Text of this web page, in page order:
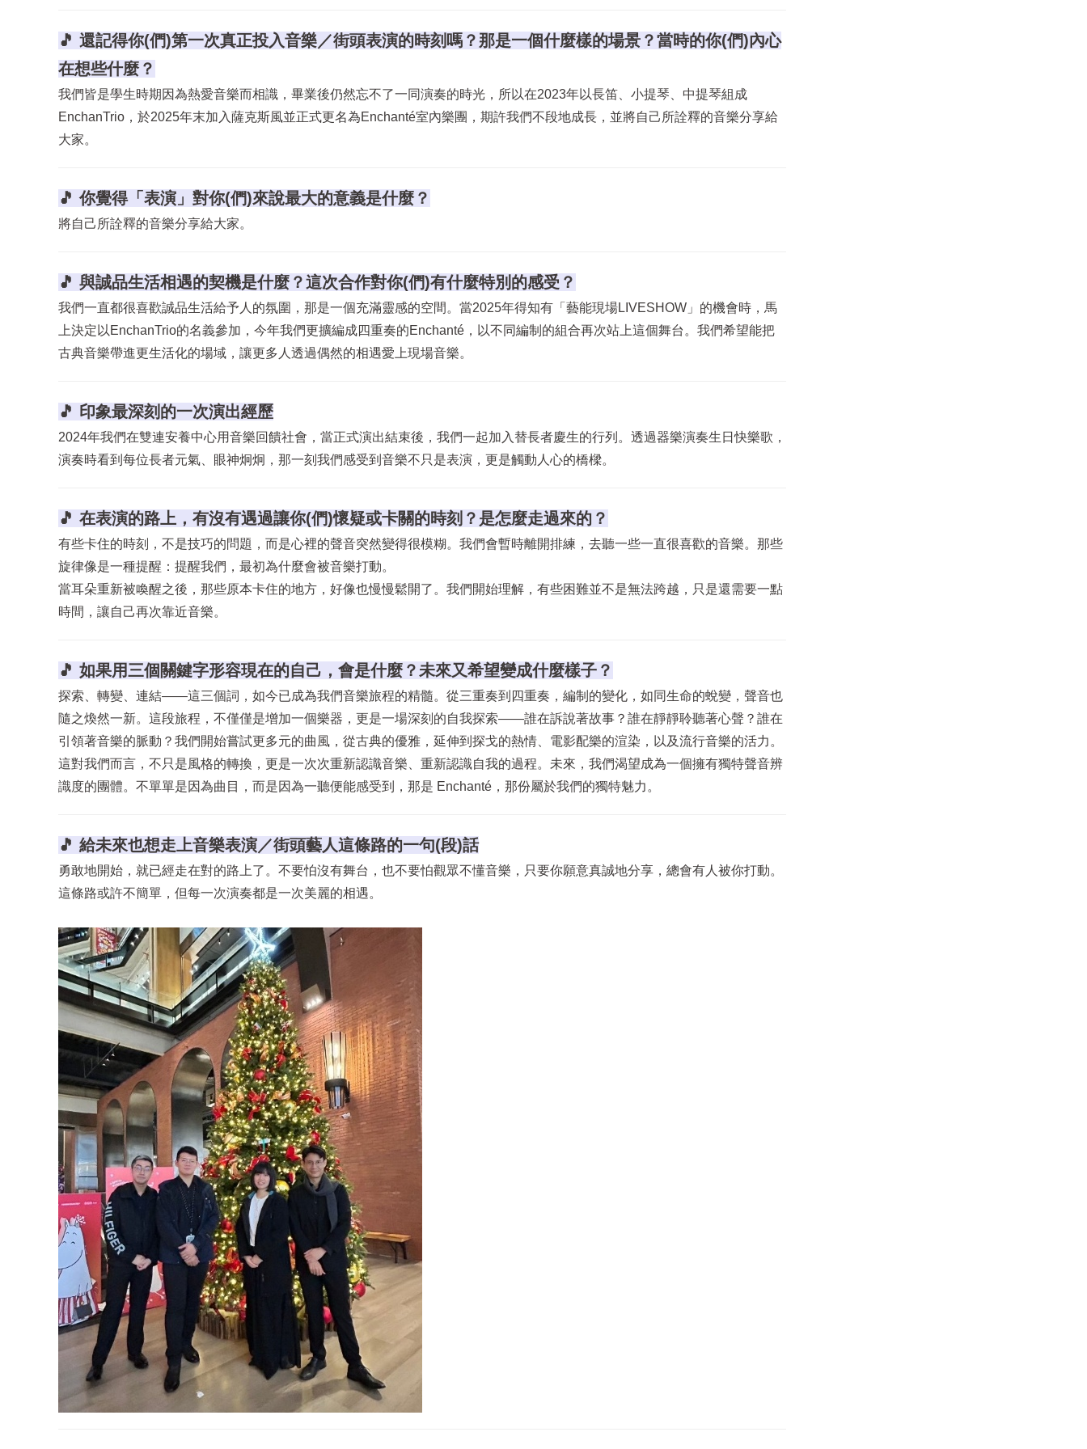
🎵 還記得你(們)第一次真正投入音樂／街頭表演的時刻嗎？那是一個什麼樣的場景？當時的你(們)內心
在想些什麼？
我們皆是學生時期因為熱愛音樂而相識，畢業後仍然忘不了一同演奏的時光，所以在2023年以長笛、小提琴、中提琴組成
EnchanTrio，於2025年末加入薩克斯風並正式更名為Enchanté室內樂團，期許我們不段地成長，並將自己所詮釋的音樂分享給
大家。
🎵 你覺得「表演」對你(們)來說最大的意義是什麼？
將自己所詮釋的音樂分享給大家。
🎵 與誠品生活相遇的契機是什麼？這次合作對你(們)有什麼特別的感受？
我們一直都很喜歡誠品生活給予人的氛圍，那是一個充滿靈感的空間。當2025年得知有「藝能現場LIVESHOW」的機會時，馬
上決定以EnchanTrio的名義參加，今年我們更擴編成四重奏的Enchanté，以不同編制的組合再次站上這個舞台。我們希望能把
古典音樂帶進更生活化的場域，讓更多人透過偶然的相遇愛上現場音樂。
🎵 印象最深刻的一次演出經歷
2024年我們在雙連安養中心用音樂回饋社會，當正式演出結束後，我們一起加入替長者慶生的行列。透過器樂演奏生日快樂歌，
演奏時看到每位長者元氣、眼神炯炯，那一刻我們感受到音樂不只是表演，更是觸動人心的橋樑。
🎵 在表演的路上，有沒有遇過讓你(們)懷疑或卡關的時刻？是怎麼走過來的？
有些卡住的時刻，不是技巧的問題，而是心裡的聲音突然變得很模糊。我們會暫時離開排練，去聽一些一直很喜歡的音樂。那些
旋律像是一種提醒：提醒我們，最初為什麼會被音樂打動。
當耳朵重新被喚醒之後，那些原本卡住的地方，好像也慢慢鬆開了。我們開始理解，有些困難並不是無法跨越，只是還需要一點
時間，讓自己再次靠近音樂。
🎵 如果用三個關鍵字形容現在的自己，會是什麼？未來又希望變成什麼樣子？
探索、轉變、連結——這三個詞，如今已成為我們音樂旅程的精髓。從三重奏到四重奏，編制的變化，如同生命的蛻變，聲音也
隨之煥然一新。這段旅程，不僅僅是增加一個樂器，更是一場深刻的自我探索——誰在訴說著故事？誰在靜靜聆聽著心聲？誰在
引領著音樂的脈動？我們開始嘗試更多元的曲風，從古典的優雅，延伸到探戈的熱情、電影配樂的渲染，以及流行音樂的活力。
這對我們而言，不只是風格的轉換，更是一次次重新認識音樂、重新認識自我的過程。未來，我們渴望成為一個擁有獨特聲音辨
識度的團體。不單單是因為曲目，而是因為一聽便能感受到，那是 Enchanté，那份屬於我們的獨特魅力。
🎵 給未來也想走上音樂表演／街頭藝人這條路的一句(段)話
勇敢地開始，就已經走在對的路上了。不要怕沒有舞台，也不要怕觀眾不懂音樂，只要你願意真誠地分享，總會有人被你打動。
這條路或許不簡單，但每一次演奏都是一次美麗的相遇。